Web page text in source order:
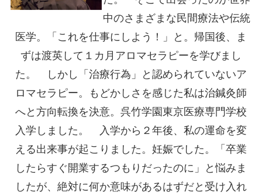
中のさまざまな民間療法や伝統
医学。「これを仕事にしよう！」と。帰国後、ま
ずは渡英して１カ月アロマセラピーを学びまし
た。 しかし「治療行為」と認められていないア
ロマセラピー。もどかしさを感じた私は治鍼灸師
へと方向転換を決意。呉竹学園東京医療専門学校
入学しました。 入学から２年後、私の運命を変
える出来事が起こりました。妊娠でした。「卒業
したらすぐ開業するつもりだったのに」と悩みま
したが、絶対に何か意味があるはずだと受け入れ